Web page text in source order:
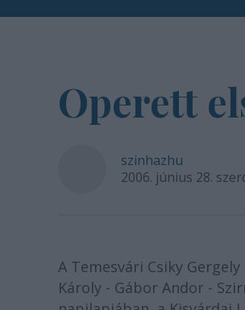
Operett
szinhazhu
2006. június 28.
A Temesvári Csiky
Károly - Gábor Andor -